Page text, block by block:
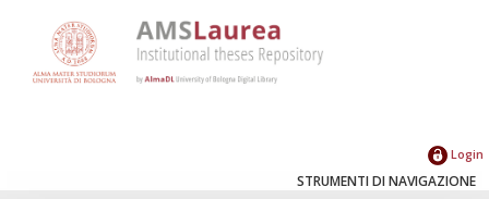
Login
STRUMENTI DI NAVIGAZIONE